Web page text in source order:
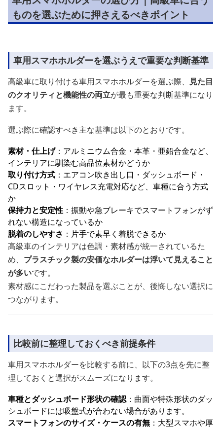
ものを選ぶために押さえるべきポイント
車用スマホホルダーを選ぶうえで重要な判断基準
高級車に取り付ける車用スマホホルダーを選ぶ際、
見た目
のクオリティと機能性の両立が最も重要な判断基準になり
ます。
選ぶ際に確認すべき主な基準は以下のとおりです。
素材・仕上げ：アルミニウム合金・本革・亜鉛合金など、
インテリアに馴染む高品位素材かどうか
取り付け方式 ：エアコン吹き出し口・ダッシュボード・
CDスロット・ワイヤレス充電対応など、車種に合う方式
か
保持力と安定性 ：振動や急ブレーキでスマートフォンがず
れない構造になっているか
脱着のしやすさ ：片手で素早く着脱できるか
高級車のインテリアは色調・素材感が統一されているた
め、 プラスチック製の安価なホルダーは浮いて見えること
が多いです。
素材感にこだわった製品を選ぶことが、後悔しない選択に
つながります。
比較前に整理しておくべき前提条件
車用スマホホルダーを比較する前に、以下の3点を先に整
理しておくと選択がスムーズになります。
車種とダッシュボード形状の確認：曲面や特殊形状のダッ
シュボードには吸盤式が合わない場合があります。
スマートフォンのサイズ・ケースの有無 ：大型スマホや厚